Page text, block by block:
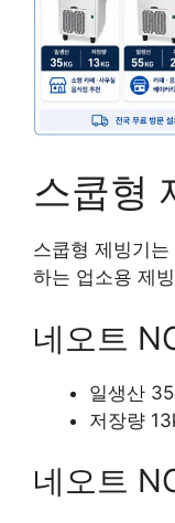
스쿱형
스쿱형 제빙기
하는 업소용 제
네오트
일생산
저장량
네오트